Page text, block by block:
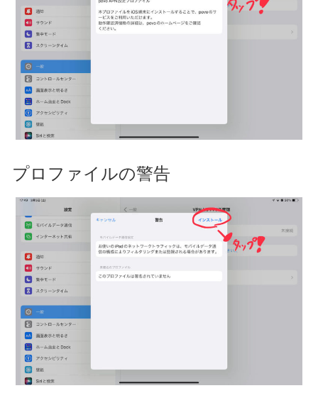
プロファイルの警告